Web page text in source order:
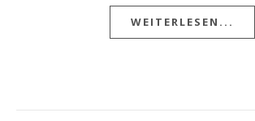
WEITERLESEN...